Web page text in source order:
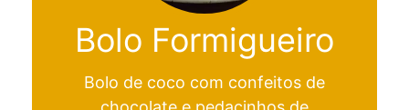
Bolo Formigueiro
Bolo de coco com confeitos de